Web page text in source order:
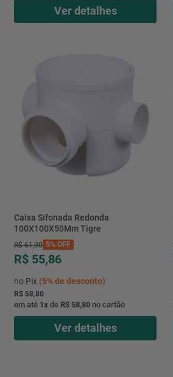
Ver detalhes
Caixa Sifonada Redonda
100X100X50Mm Tigre
R$ 61,90 5%OFF
R$ 55,86
no Pix (5%de desconto)
R$ 58,80
em até 1x de R$ 58,80no cartão
Ver detalhes